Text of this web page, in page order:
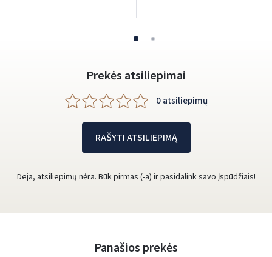
Prekės atsiliepimai
0 atsiliepimų
RAŠYTI ATSILIEPIMĄ
Deja, atsiliepimų nėra. Būk pirmas (-a) ir pasidalink savo įspūdžiais!
Panašios prekės